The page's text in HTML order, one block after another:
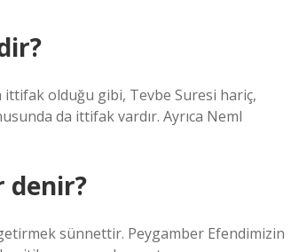
ittifak olduğu gibi, Tevbe Suresi hariç,
da ittifak vardır. Ayrıca Neml
denir?
sünnettir. Peygamber Efendimizin